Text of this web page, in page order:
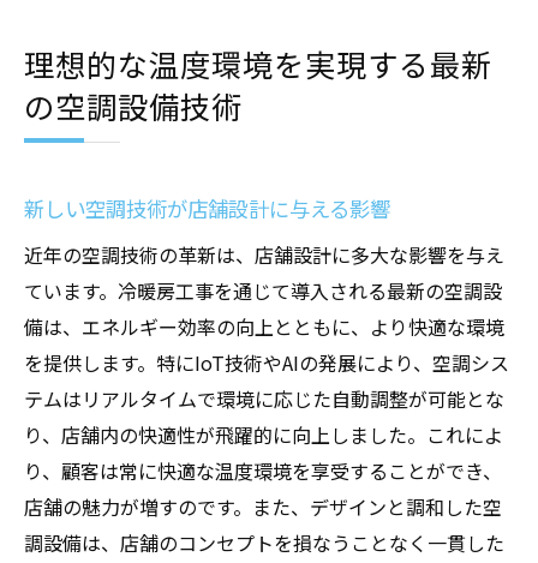
地域特性を考慮した空調設備の最新事例
地域ごとのニーズに応える空調設備導入計
画
のメリット
地域環境に適した空調設備導入のコツ
理想的な温度環境を実現する最新
の空調設備技術
新しい空調技術が店舗設計に与える影響
近年の空調技術の革新は、店舗設計に多大な影響を与え
ています。冷暖房工事を通じて導入される最新の空調設
備は、エネルギー効率の向上とともに、より快適な環境
を提供します。特にIoT技術やAIの発展により、空調シス
テムはリアルタイムで環境に応じた自動調整が可能とな
り、店舗内の快適性が飛躍的に向上しました。これによ
り、顧客は常に快適な温度環境を享受することができ、
店舗の魅力が増すのです。また、デザインと調和した空
調設備は、店舗のコンセプトを損なうことなく一貫した